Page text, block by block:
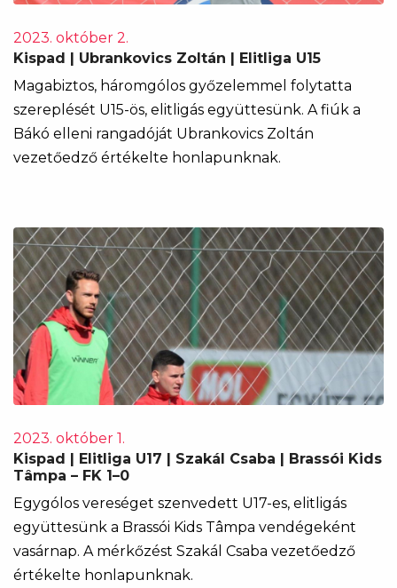
2023. október 2.
Kispad | Ubrankovics Zoltán | Elitliga U15
Magabiztos, háromgólos győzelemmel folytatta
szereplését U15-ös, elitligás együttesünk. A fiúk a
Bákó elleni rangadóját Ubrankovics Zoltán
vezetőedző értékelte honlapunknak.
2023. október 1.
Kispad | Elitliga U17 | Szakál Csaba | Brassói Kids
Tâmpa – FK 1–0
Egygólos vereséget szenvedett U17-es, elitligás
együttesünk a Brassói Kids Tâmpa vendégeként
vasárnap. A mérkőzést Szakál Csaba vezetőedző
értékelte honlapunknak.